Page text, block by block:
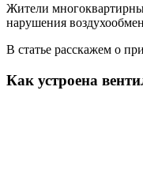
Жители
нарушения
В статье расскажем о
Как устроена